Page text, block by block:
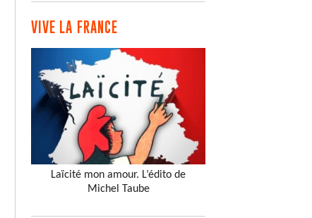
VIVE LA FRANCE
Laïcité mon amour. L’édito de
Michel Taube